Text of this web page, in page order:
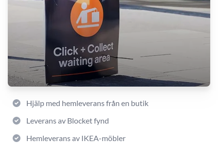
Hjälp med hemleverans från en butik
Leverans av Blocket fynd
Hemleverans av IKEA-möbler